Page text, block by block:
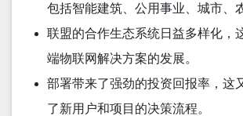
包括智能建筑、公用事业、城市、
联盟的合作生态系统日益多样化，
端物联网解决方案的发展。
部署带来了强劲的投资回报率，这
了新用户和项目的决策流程。